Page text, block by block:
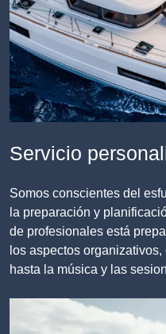
Servicio
Somos conscientes del
la preparación y
de profesionales está
los aspectos
hasta la música y las